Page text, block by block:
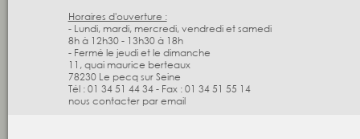
Horaires d'ouverture :
- Lundi, mardi, mercredi, vendredi et samedi
8h à 12h30 - 13h30 à 18h
- Fermé le jeudi et le dimanche
11, quai maurice berteaux
78230 Le pecq sur Seine
Tél : 01 34 51 44 34 - Fax : 01 34 51 55 14
nous contacter par email